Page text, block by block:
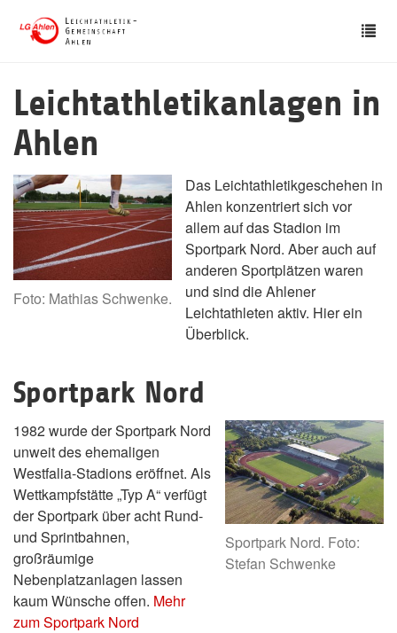
Leichtathletikanlagen in
Ahlen
Foto: Mathias Schwenke.
Das Leichtathletikgeschehen in
Ahlen konzentriert sich vor
allem auf das Stadion im
Sportpark Nord. Aber auch auf
anderen Sportplätzen waren
und sind die Ahlener
Leichtathleten aktiv. Hier ein
Überblick.
Sportpark Nord
Sportpark Nord. Foto:
Stefan Schwenke
1982 wurde der Sportpark Nord
unweit des ehemaligen
Westfalia-Stadions eröffnet. Als
Wettkampfstätte „Typ A“ verfügt
der Sportpark über acht Rund-
und Sprintbahnen,
großräumige
Nebenplatzanlagen lassen
kaum Wünsche offen. Mehr
zum Sportpark Nord